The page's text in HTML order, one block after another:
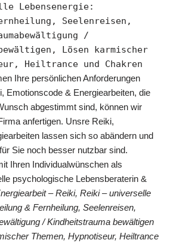
Lebensenergie:
Seelenreisen,
/
Lösen karmischer
Heiltrance und Chakren
Ihre persönlichen Anforderungen
Emotionscode & Energiearbeiten, die
abgestimmt sind, können wir
anfertigen. Unsre Reiki,
lassen sich so abändern und
Sie noch besser nutzbar sind.
Ihren Individualwünschen als
psychologische Lebensberaterin &
– Reiki, Reiki – universelle
& Fernheilung, Seelenreisen,
/ Kindheitstrauma bewältigen
Themen, Hypnotiseur, Heiltrance